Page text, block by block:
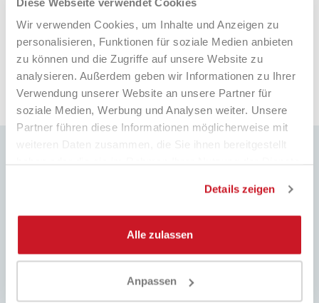
Wir verwenden Cookies, um Inhalte und Anzeigen zu
personalisieren, Funktionen für soziale Medien anbieten
zu können und die Zugriffe auf unsere Website zu
analysieren. Außerdem geben wir Informationen zu Ihrer
Verwendung unserer Website an unsere Partner für
soziale Medien, Werbung und Analysen weiter. Unsere
Partner führen diese Informationen möglicherweise mit
weiteren Daten zusammen, die Sie ihnen bereitgestellt
Details zeigen
Alle zulassen
Anpassen
competitivi!!!Super!!!!! Davvero super
gentili e disponibilissimi. Grazie mille.
14 ore fa
Pausa
Weltweiter Versand mit
Immer die besten Preise auf dem
Markt und viele spezielle Aktionen